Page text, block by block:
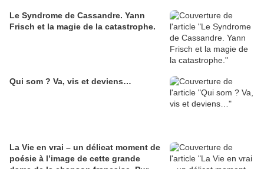
Le Syndrome de Cassandre. Yann
Frisch et la magie de la catastrophe.
Qui som ? Va, vis et deviens…
La Vie en vrai – un délicat moment de
poésie à l’image de cette grande